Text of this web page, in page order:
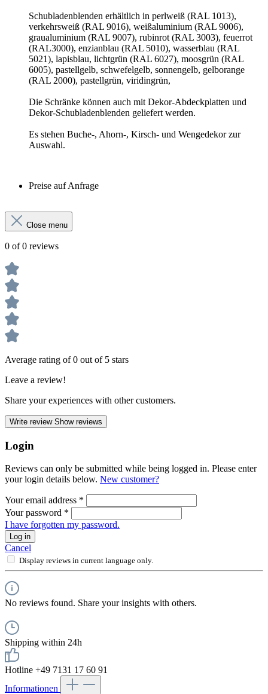
Schubladenblenden erhältlich in perlweiß (RAL 1013),
verkehrsweiß (RAL 9016), weißaluminium (RAL 9006),
graualuminium (RAL 9007), rubinrot (RAL 3003), feuerrot
(RAL3000), enzianblau (RAL 5010), wasserblau (RAL
5021), lapisblau, lichtgrün (RAL 6027), moosgrün (RAL
6005), pastellgelb, schwefelgelb, sonnengelb, gelborange
(RAL 2000), pastellgrün, viridingrün,
Die Schränke können auch mit Dekor-Abdeckplatten und
Dekor-Schubladenblenden geliefert werden.
Es stehen Buche-, Ahorn-, Kirsch- und Wengedekor zur
Auswahl.
Preise auf Anfrage
Close menu
0 of 0 reviews
Average rating of 0 out of 5 stars
Leave a review!
Share your experiences with other customers.
Write review Show reviews
Login
Reviews can only be submitted while being logged in. Please enter
your login details below. New customer?
Your email address *
Your password *
I have forgotten my password.
Log in
Cancel
Display reviews in current language only.
No reviews found. Share your insights with others.
Shipping within 24h
Hotline +49 7131 17 60 91
Informationen